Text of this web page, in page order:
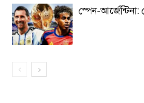
স্পেন-আর্জেন্টিনা: